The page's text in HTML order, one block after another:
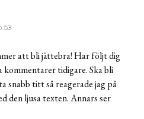
att bli jättebra! Har följt dig
kommentarer tidigare. Ska bli
snabb titt så reagerade jag på
den ljusa texten. Annars ser